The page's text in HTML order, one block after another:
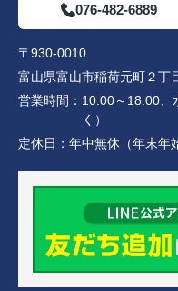
076-482-6889
〒930-0010
富山県富山市稲荷元町２丁
営業時間： 10:00～18:00、
く）
定休日： 年中無休（年末年